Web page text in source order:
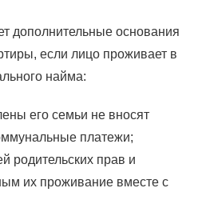
дополнительные основания
если лицо проживает в
найма:
его семьи не вносят
платежи;
родительских прав и
их проживание вместе с